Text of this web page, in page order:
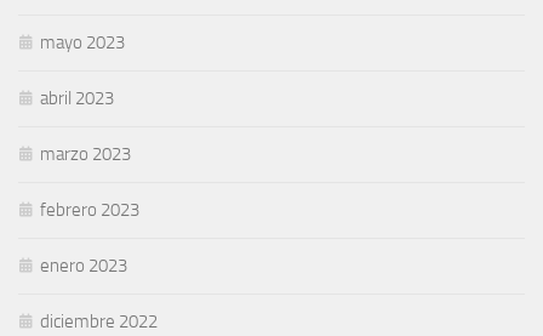
mayo 2023
abril 2023
marzo 2023
febrero 2023
enero 2023
diciembre 2022